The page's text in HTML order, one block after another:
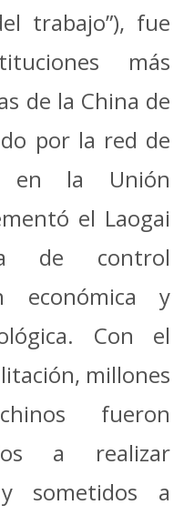
trabajo”), fue
más
de la China de
por la red de
en la Unión
el Laogai
de control
económica y
Con el
millones
fueron
a realizar
sometidos a